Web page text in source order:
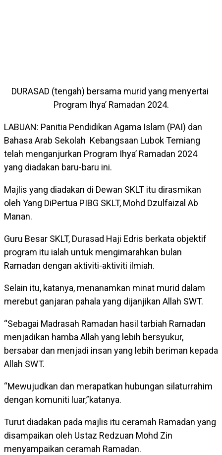
DURASAD (tengah) bersama murid yang menyertai
Program Ihya’ Ramadan 2024.
LABUAN: Panitia Pendidikan Agama Islam (PAI) dan
Bahasa Arab Sekolah Kebangsaan Lubok Temiang
telah menganjurkan Program Ihya’ Ramadan 2024
yang diadakan baru-baru ini.
Majlis yang diadakan di Dewan SKLT itu dirasmikan
oleh Yang DiPertua PIBG SKLT, Mohd Dzulfaizal Ab
Manan.
Guru Besar SKLT, Durasad Haji Edris berkata objektif
program itu ialah untuk mengimarahkan bulan
Ramadan dengan aktiviti-aktiviti ilmiah.
Selain itu, katanya, menanamkan minat murid dalam
merebut ganjaran pahala yang dijanjikan Allah SWT.
“Sebagai Madrasah Ramadan hasil tarbiah Ramadan
menjadikan hamba Allah yang lebih bersyukur,
bersabar dan menjadi insan yang lebih beriman kepada
Allah SWT.
“Mewujudkan dan merapatkan hubungan silaturrahim
dengan komuniti luar,”katanya.
Turut diadakan pada majlis itu ceramah Ramadan yang
disampaikan oleh Ustaz Redzuan Mohd Zin
menyampaikan ceramah Ramadan.